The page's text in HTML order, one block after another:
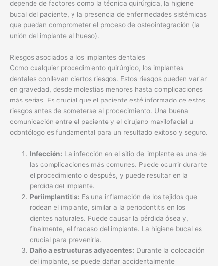
depende de factores como la técnica quirúrgica, la higiene
bucal del paciente, y la presencia de enfermedades sistémicas
que puedan comprometer el proceso de osteointegración (la
unión del implante al hueso).
Riesgos asociados a los implantes dentales
Como cualquier procedimiento quirúrgico, los implantes
dentales conllevan ciertos riesgos. Estos riesgos pueden variar
en gravedad, desde molestias menores hasta complicaciones
más serias. Es crucial que el paciente esté informado de estos
riesgos antes de someterse al procedimiento. Una buena
comunicación entre el paciente y el cirujano maxilofacial u
odontólogo es fundamental para un resultado exitoso y seguro.
Infección: La infección en el sitio del implante es una de
las complicaciones más comunes. Puede ocurrir durante
el procedimiento o después, y puede resultar en la
pérdida del implante.
Periimplantitis: Es una inflamación de los tejidos que
rodean el implante, similar a la periodontitis en los
dientes naturales. Puede causar la pérdida ósea y,
finalmente, el fracaso del implante. La higiene bucal es
crucial para prevenirla.
Daño a estructuras adyacentes: Durante la colocación
del implante, se puede dañar accidentalmente